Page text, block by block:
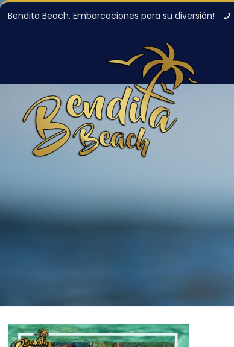
Bendita Beach, Embarcaciones para su diversión!